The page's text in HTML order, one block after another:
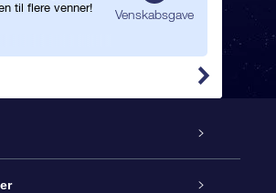
til flere venner!
Venskabsgave
jeg, at
gave til